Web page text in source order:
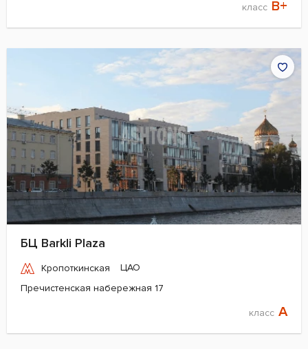
класс B+
БЦ Barkli Plaza
Кропоткинская
ЦАО
Пречистенская набережная 17
класс A